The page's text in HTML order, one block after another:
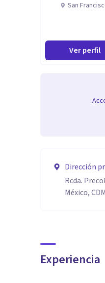
San
Ver perfil
Dirección
Rcda.
México,
Experiencia